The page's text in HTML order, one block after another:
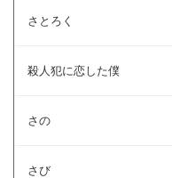
さとろく
殺人犯に恋した僕
さの
さび